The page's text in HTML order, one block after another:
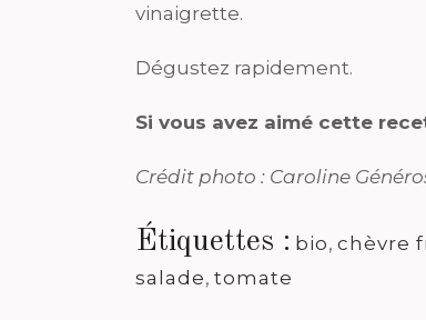
vinaigrette.
Dégustez rapidement.
Si vous avez aimé cette
Crédit photo : Caroline
Étiquettes : bio, chèvre
salade, tomate